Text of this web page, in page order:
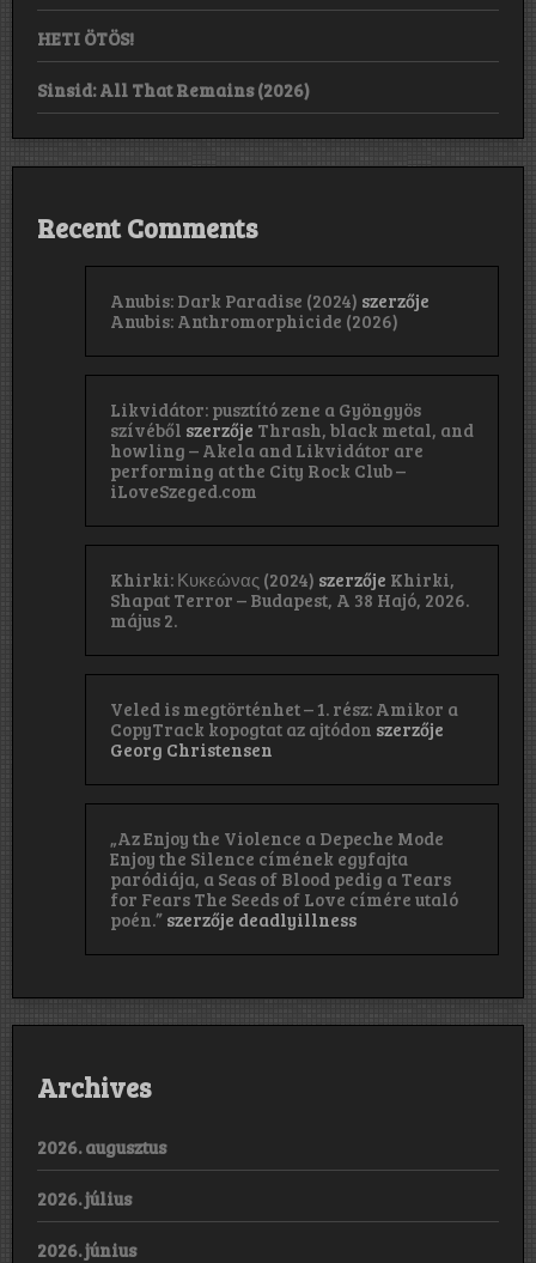
HETI ÖTÖS!
Sinsid: All That Remains (2026)
Recent Comments
Anubis: Dark Paradise (2024) szerzője
Anubis: Anthromorphicide (2026)
Likvidátor: pusztító zene a Gyöngyös
szívéből szerzője Thrash, black metal, and
howling – Akela and Likvidátor are
performing at the City Rock Club –
iLoveSzeged.com
Khirki: Κ​υ​κ​ε​ώ​ν​α​ς (2024) szerzője Khirki,
Shapat Terror – Budapest, A 38 Hajó, 2026.
május 2.
Veled is megtörténhet – 1. rész: Amikor a
CopyTrack kopogtat az ajtódon szerzője
Georg Christensen
„Az Enjoy the Violence a Depeche Mode
Enjoy the Silence címének egyfajta
paródiája, a Seas of Blood pedig a Tears
for Fears The Seeds of Love címére utaló
poén.” szerzője deadlyillness
Archives
2026. augusztus
2026. július
2026. június